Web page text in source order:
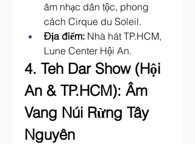
âm nhạc dân tộc, phong
cách Cirque du Soleil.
Địa điểm: Nhà hát TP.HCM,
Lune Center Hội An.
4. Teh Dar Show (Hội
An & TP.HCM): Âm
Vang Núi Rừng Tây
Nguyên